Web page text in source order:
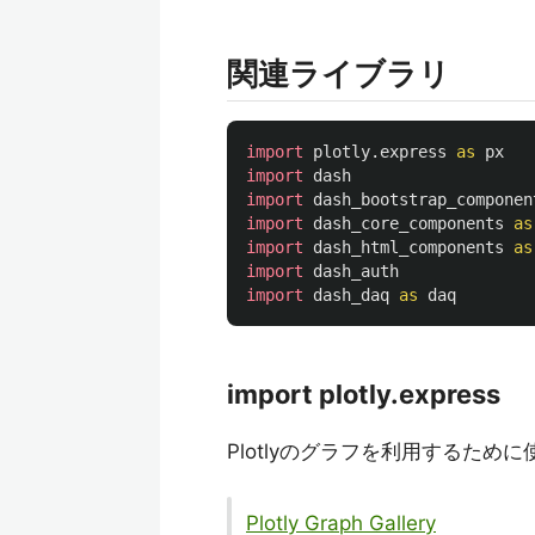
関連ライブラリ
import plotly.express as
px
import
dash
import
import
dash_core_components as
import
dash_html_components as
import
dash_auth
import
dash_daq as daq
import plotly.express
Plotlyのグラフを利用するために
Plotly Graph Gallery